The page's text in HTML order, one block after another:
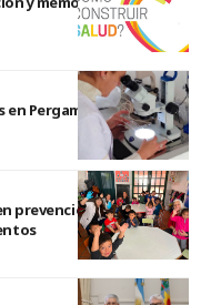
en Pergamino
prevención de